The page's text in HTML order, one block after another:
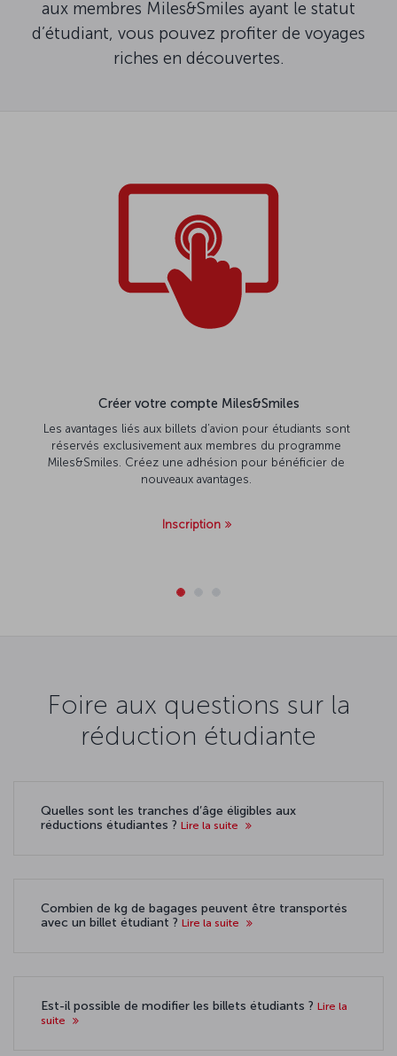
aux membres Miles&Smiles ayant le statut
d’étudiant, vous pouvez profiter de voyages
riches en découvertes.
Créer votre compte Miles&Smiles
Les avantages liés aux billets d’avion pour étudiants sont
réservés exclusivement aux membres du programme
Miles&Smiles. Créez une adhésion pour bénéficier de
nouveaux avantages.
Inscription
Foire aux questions sur la
réduction étudiante
Quelles sont les tranches d’âge éligibles aux
réductions étudiantes ? Lire la suite
Combien de kg de bagages peuvent être transportés
avec un billet étudiant ? Lire la suite
Est-il possible de modifier les billets étudiants ? Lire la
suite